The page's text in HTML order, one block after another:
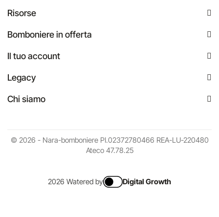
Risorse
Bomboniere in offerta
Il tuo account
Legacy
Chi siamo
© 2026 - Nara-bomboniere PI.02372780466 REA-LU-220480
Ateco 47.78.25
2026 Watered by Digital Growth